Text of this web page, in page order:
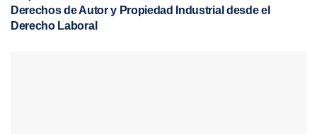
Derechos de Autor y Propiedad Industrial desde el
Derecho Laboral